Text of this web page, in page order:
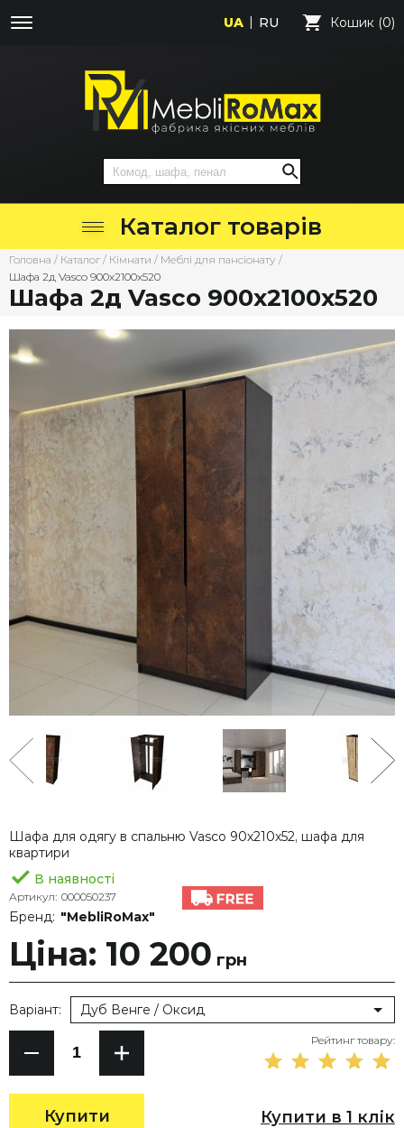
UA RU Кошик (0)
Каталог товарів
Головна / Каталог / Кімнати / Меблі для пансіонату /
Шафа 2д Vasco 900х2100х520
Шафа 2д Vasco 900х2100х520
Шафа для одягу в спальню Vasco 90х210х52, шафа для
квартири
В наявності
Артикул: 000050237
Бренд: "MebliRoMax"
Ціна: 10 200 грн
Купити
Варіант: Дуб Венге / Оксид
Рейтинг товару:
Купити в 1 клік